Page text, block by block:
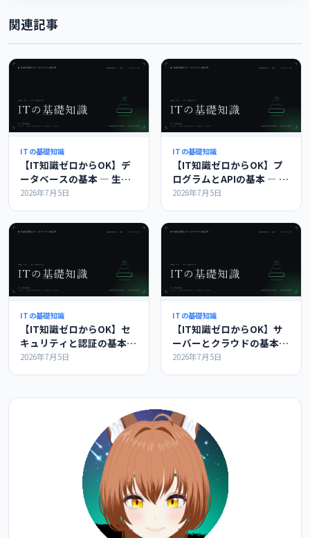
関連記事
ITの基礎知識
【IT知識ゼロからOK】デ
ータベースの基本 ― 生成
AI時代のアーキテクチャ超
2026年7月5日
ITの基礎知識
【IT知識ゼロからOK】プ
ログラムとAPIの基本 ― 生
成AI時代のアーキテクチャ
2026年7月5日
ITの基礎知識
【IT知識ゼロからOK】セ
キュリティと認証の基本
― 生成AI時代のアーキテク
2026年7月5日
ITの基礎知識
【IT知識ゼロからOK】サ
ーバーとクラウドの基本
― 生成AI時代のアーキテク
2026年7月5日